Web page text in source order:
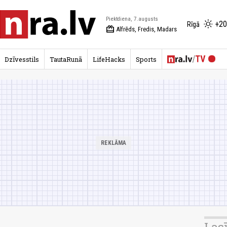
Piektdiena, 7.augusts
redeem Alfrēds, Fredis, Madars
Rīgā
Dzīvesstils TautaRunā LifeHacks Sports